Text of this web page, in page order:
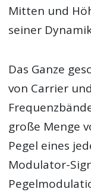
Mitten und
seiner
Das Ganze
von Carrier
große Menge
Pegel eines
Modulator-